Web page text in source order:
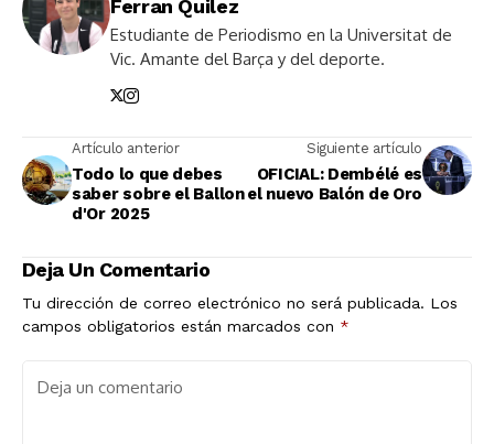
Ferran Quilez
Estudiante de Periodismo en la Universitat de
Vic. Amante del Barça y del deporte.
Artículo anterior
Todo lo que debes
saber sobre el Ballon
d'Or 2025
Siguiente artículo
OFICIAL: Dembélé es
el nuevo Balón de Oro
Deja Un Comentario
Tu dirección de correo electrónico no será publicada. Los
campos obligatorios están marcados con *